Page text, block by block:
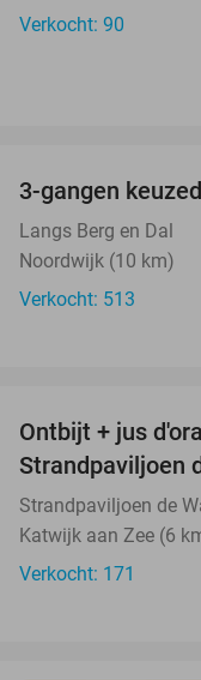
Verkocht: 90
3-gangen
Langs Berg en Dal
Noordwijk (10 km)
Verkocht: 513
Ontbijt + jus
Strandpaviljoen
Strandpaviljoen de
Katwijk aan Zee (6
Verkocht: 171